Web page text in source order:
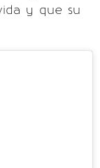
y que su